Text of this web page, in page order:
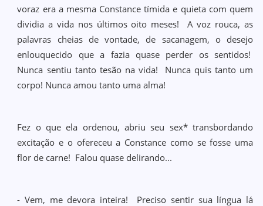
voraz era a mesma Constance tímida e quieta com quem
dividia a vida nos últimos oito meses! A voz rouca, as
palavras cheias de vontade, de sacanagem, o desejo
enlouquecido que a fazia quase perder os sentidos!
Nunca sentiu tanto tesão na vida! Nunca quis tanto um
corpo! Nunca amou tanto uma alma!
Fez o que ela ordenou, abriu seu sex* transbordando
excitação e o ofereceu a Constance como se fosse uma
flor de carne! Falou quase delirando...
- Vem, me devora inteira! Preciso sentir sua língua lá